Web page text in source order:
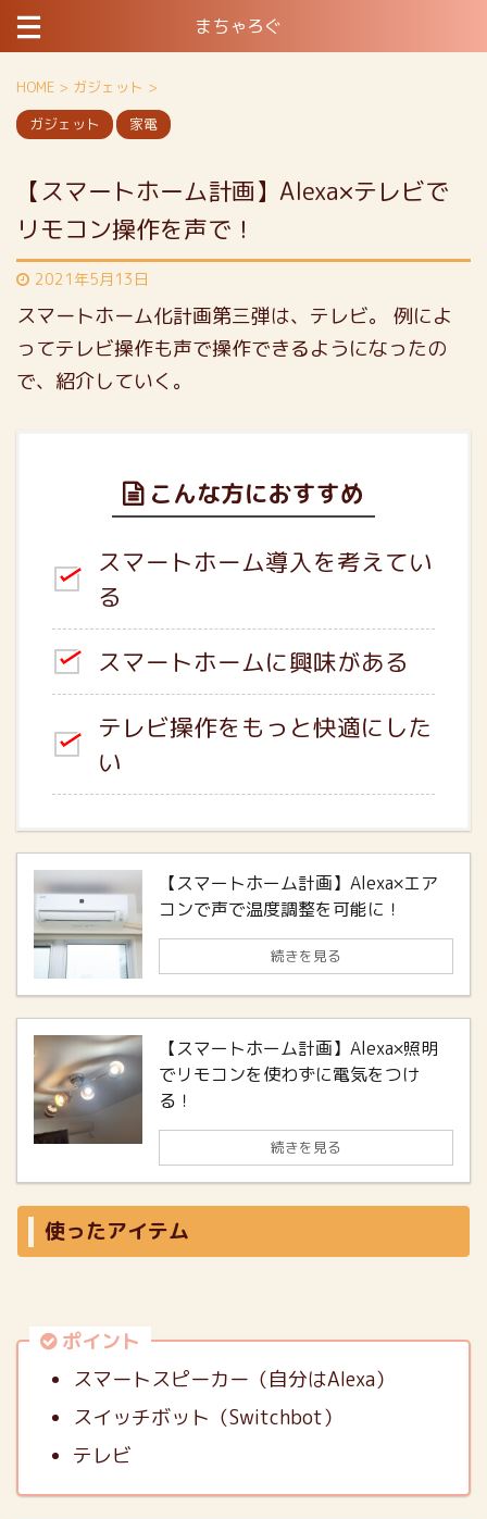
まちゃろぐ
HOME > ガジェット >
ガジェット
家電
【スマートホーム計画】Alexa×テレビで
リモコン操作を声で！
2021年5月13日
スマートホーム化計画第三弾は、テレビ。
例によ
ってテレビ操作も声で操作できるようになったの
で、紹介していく。
こんな方におすすめ
スマートホーム導入を考えてい
る
スマートホームに興味がある
テレビ操作をもっと快適にした
い
【スマートホーム計画】Alexa×エア
コンで声で温度調整を可能に！
続きを見る
【スマートホーム計画】Alexa×照明
でリモコンを使わずに電気をつけ
る！
続きを見る
使ったアイテム
ポイント
スマートスピーカー（自分はAlexa）
スイッチボット（Switchbot）
テレビ